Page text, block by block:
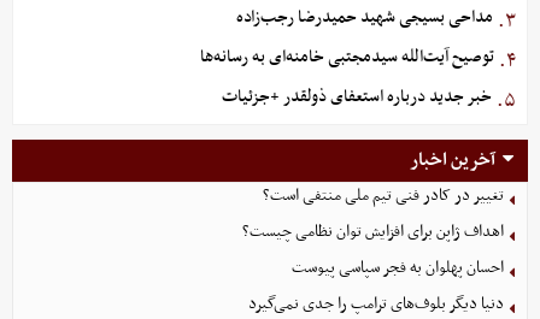
۳. مداحی بسیجی شهید حمیدرضا رجب‌زاده
۴. توصیح آیت‌الله سیدمجتبی خامنه‌ای به رسانه‌ها
۵. خبر جدید درباره استعفای ذولقدر +جزئیات
آخرین اخبار
تغییر در کادر فنی تیم ملی منتفی است؟
اهداف ژاپن برای افزایش توان نظامی چیست؟
احسان پهلوان به فجر سپاسی پیوست
دنیا دیگر بلوف‌های ترامپ را جدی نمی‌گیرد